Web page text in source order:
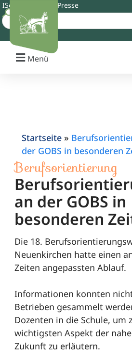
IServ Presse
Menü
Startseite »
der GOBS in besonderen
Berufsorientierung
an der GOBS in
besonderen
Die 18.
Neuenkirchen hatte einen
Zeiten angepassten Ablauf.
Informationen konnten
Betrieben gesammelt
Dozenten in die Schule, um
wichtigsten Aspekt der
Zukunft zu erläutern.